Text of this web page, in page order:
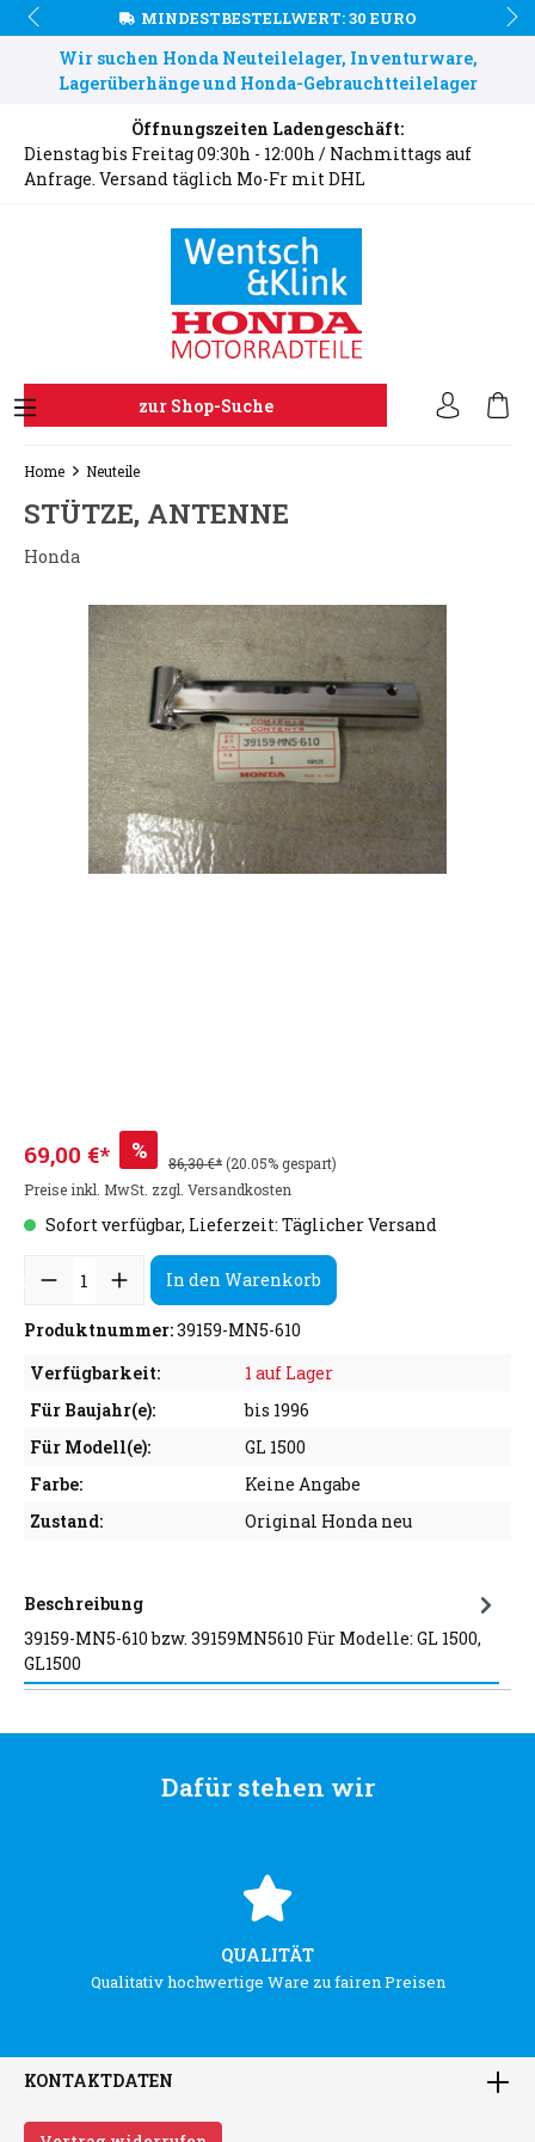
MINDESTBESTELLWERT: 30 EURO
Wir suchen Honda Neuteilelager, Inventurware,
Lagerüberhänge und Honda-Gebrauchtteilelager
Öffnungszeiten Ladengeschäft:
Dienstag bis Freitag 09:30h - 12:00h / Nachmittags auf
Anfrage. Versand täglich Mo-Fr mit DHL
zur Shop-Suche
Home Neuteile
STÜTZE, ANTENNE
Honda
69,00 €* % 86,30 €*(20.05% gespart)
Preise inkl. MwSt. zzgl. Versandkosten
Sofort verfügbar, Lieferzeit: Täglicher Versand
In den Warenkorb
Produktnummer:39159-MN5-610
Verfügbarkeit:
1 auf Lager
Für Baujahr(e):
bis 1996
Für Modell(e):
GL 1500
Farbe:
Keine Angabe
Zustand:
Original Honda neu
Beschreibung
39159-MN5-610 bzw. 39159MN5610 Für Modelle: GL 1500,
GL1500
Dafür stehen wir
QUALITÄT
Qualitativ hochwertige Ware zu fairen Preisen
KONTAKTDATEN